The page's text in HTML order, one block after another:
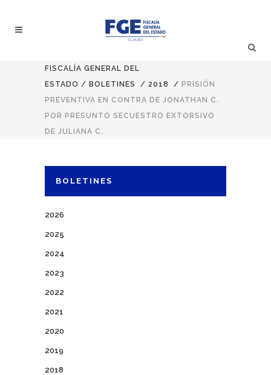
FISCALÍA GENERAL DEL
ESTADO / BOLETINES / 2018 / PRISIÓN
PREVENTIVA EN CONTRA DE JONATHAN C.
POR PRESUNTO SECUESTRO EXTORSIVO
DE JULIANA C.
BOLETINES
2026
2025
2024
2023
2022
2021
2020
2019
2018